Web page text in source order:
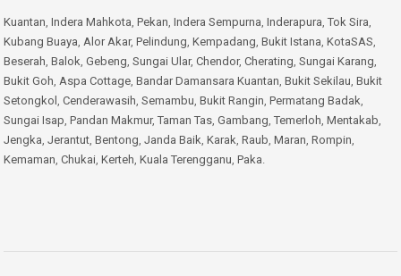
Kuantan, Indera Mahkota, Pekan, Indera Sempurna, Inderapura, Tok Sira,
Kubang Buaya, Alor Akar, Pelindung, Kempadang, Bukit Istana, KotaSAS,
Beserah, Balok, Gebeng, Sungai Ular, Chendor, Cherating, Sungai Karang,
Bukit Goh, Aspa Cottage, Bandar Damansara Kuantan, Bukit Sekilau, Bukit
Setongkol , Cenderawasih, Semambu, Bukit Rangin, Permatang Badak,
Sungai Isap, Pandan Makmur, Taman Tas, Gambang, Temerloh, Mentakab,
Jengka, Jerantut, Bentong, Janda Baik, Karak, Raub, Maran, Rompin,
Kemaman, Chukai, Kerteh, Kuala Terengganu, Paka.